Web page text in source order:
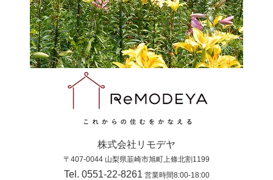
株式会社リモデヤ
〒407-0044 山梨県韮崎市旭町上條北割1199
Tel. 0551-22-8261 営業時間8:00-18:00